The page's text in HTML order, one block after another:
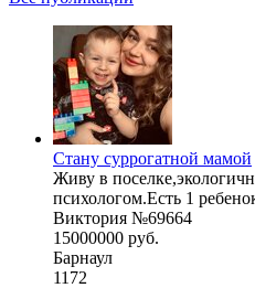
Стану суррогатной мамой
Живу в
психологом.Есть 1
Виктория №69664
15000000 руб.
Барнаул
1172